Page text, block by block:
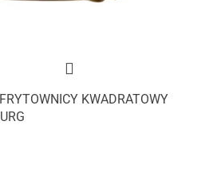
KWADRATOWY